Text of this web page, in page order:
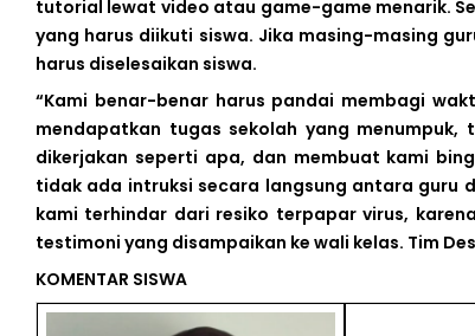
tutorial lewat video atau game-game menarik.
yang harus diikuti siswa. Jika masing-masing
harus diselesaikan siswa.
“Kami benar-benar harus pandai membagi
mendapatkan tugas sekolah yang
dikerjakan seperti apa, dan membuat kami
tidak ada intruksi secara langsung antara guru
kami terhindar dari resiko terpapar virus,
testimoni yang disampaikan ke wali kelas. Tim
KOMENTAR SISWA